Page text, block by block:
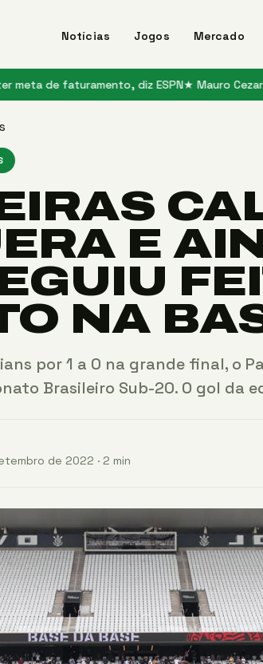
Notícias Jogos Mercado
faturamento, diz ESPN★ Mauro Cezar compara
E
NA
por 1 a 0 na grande final, o
Brasileiro Sub-20. O gol da
de 2022 · 2 min